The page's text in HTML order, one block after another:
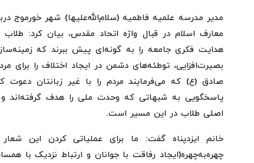
مدیر مدرسه علمیه فاطمیه (سلام‌الله‌علیها) شهر خورموج
معارف اسلام در قبال واژه اتحاد مقدس، بیان کرد: طلاب
هدایت فکری جامعه را به گونه‌ای پیش ببرند که
بصیرت‌افزایی، توطئه‌های دشمن در ایجاد اختلاف را برای
صادق (ع) که می‌فرمایند مردم را با غیر زبانتان
پاسخگویی به شبهاتی که وحدت ملی را هدف گرفته‌اند
اصلی طلاب در این مسیر است.
خانم ایزدپناه گفت: ما برای عملیاتی کردن این
چهره‌به‌چهره(ایجاد رفاقت با جوانان و ارتباط نزدیک با